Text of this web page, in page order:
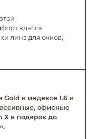
класса
линз для очков,
в индексе 1.6 и
офисные
X в подарок до